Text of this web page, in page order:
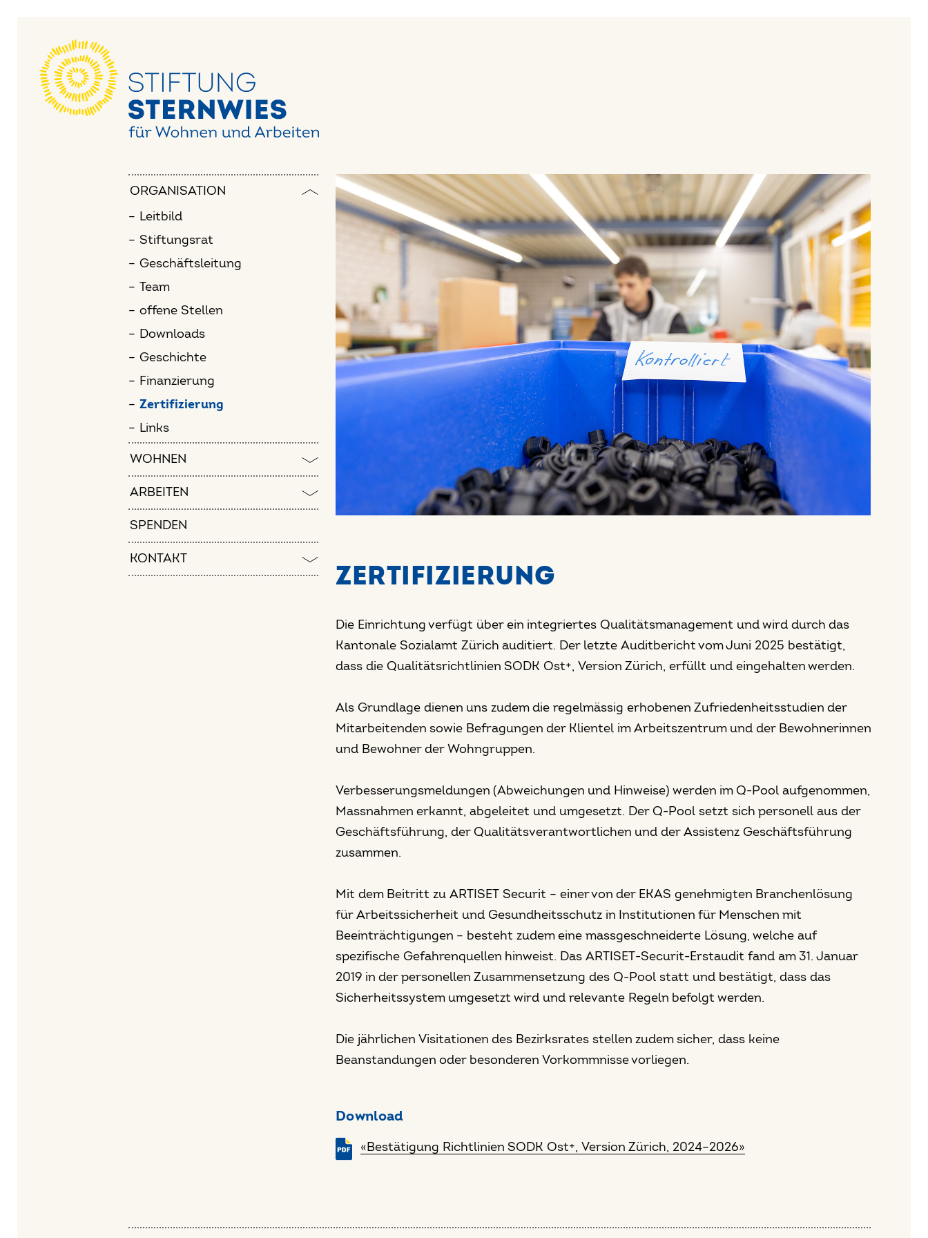
ORGANISATION
Leitbild
Stiftungs­rat
Geschäfts­leitung
Team
offene Stellen
Downloads
Geschichte
Finanz­ierung
Zerti­fizierung
Links
WOHNEN
ARBEITEN
SPENDEN
KONTAKT
ZERTI­FIZIERUNG
Die Einrichtung verfügt über ein integriertes Qualitätsmanagement und wird durch das
Kantonale Sozialamt Zürich auditiert. Der letzte Auditbericht vom Juni 2025 bestätigt,
dass die Qualitätsrichtlinien SODK Ost+, Version Zürich, erfüllt und eingehalten werden.
Als Grundlage dienen uns zudem die regelmässig erhobenen Zufriedenheitsstudien der
Mitarbeitenden sowie Befragungen der Klientel im Arbeitszentrum und der Bewohnerinnen
und Bewohner der Wohngruppen.
Verbesserungsmeldungen (Abweichungen und Hinweise) werden im Q-Pool aufgenommen,
Massnahmen erkannt, abgeleitet und umgesetzt. Der Q-Pool setzt sich personell aus der
Geschäftsführung, der Qualitätsverantwortlichen und der Assistenz Geschäftsführung
zusammen.
Mit dem Beitritt zu ARTISET Securit – einer von der EKAS genehmigten Branchenlösung
für Arbeitssicherheit und Gesundheitsschutz in Institutionen für Menschen mit
Beeinträchtigungen – besteht zudem eine massgeschneiderte Lösung, welche auf
spezifische Gefahrenquellen hinweist. Das ARTISET-Securit-Erstaudit fand am 31. Januar
2019 in der personellen Zusammensetzung des Q-Pool statt und bestätigt, dass das
Sicherheitssystem umgesetzt wird und relevante Regeln befolgt werden.
Die jährlichen Visitationen des Bezirksrates stellen zudem sicher, dass keine
Beanstandungen oder besonderen Vorkommnisse vorliegen.
Download
«Bestätigung Richtlinien SODK Ost+, Version Zürich, 2024–2026»